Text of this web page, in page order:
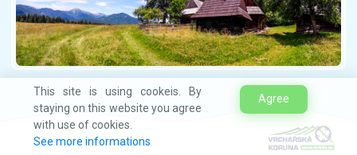
This site is using cookeis. By
staying on this website you agree
with use of cookies.
See more informations
Agree